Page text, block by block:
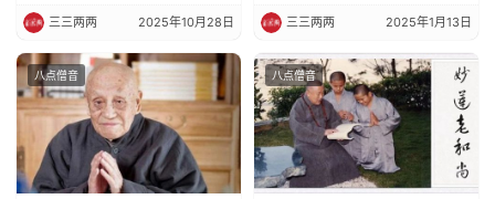
三三两两 2025年10月28日 三三两两 2025年1月13日
八点僧音 八点僧音